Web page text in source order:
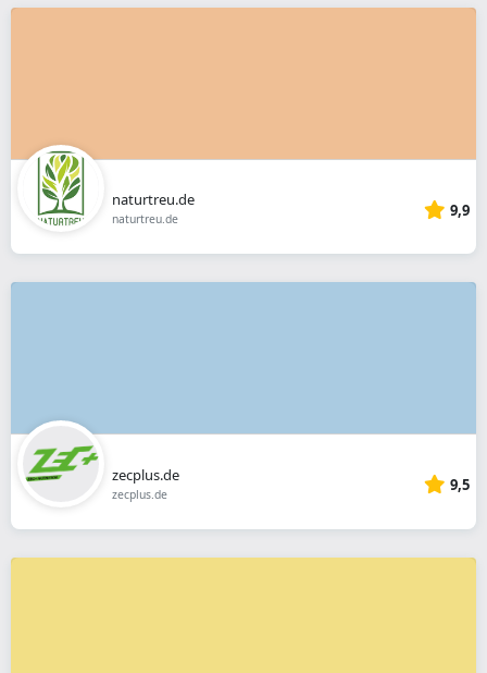
naturtreu.de
naturtreu.de 9,9
zecplus.de
zecplus.de 9,5